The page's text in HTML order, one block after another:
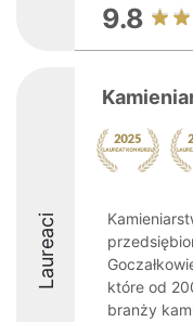
9.8
Laureaci
które od
branży